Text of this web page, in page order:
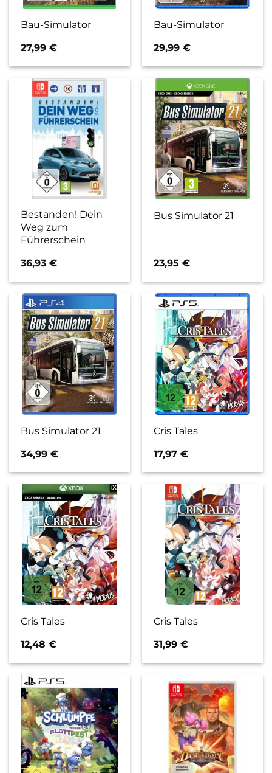
Bau-Simulator
27,99€
Bau-Simulator
29,99€
Bestanden! Dein
Weg zum
Führerschein
36,93€
Bus Simulator 21
23,95€
Bus Simulator 21
34,99€
Cris Tales
17,97€
Cris Tales
12,48€
Cris Tales
31,99€